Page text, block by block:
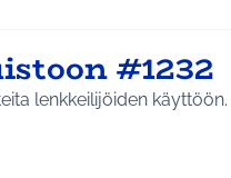
#1232
lenkkeilijöiden käyttöön.